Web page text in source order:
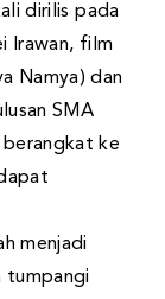
dirilis pada
Irawan, film
Namya) dan
SMA
berangkat ke
menjadi
tumpangi